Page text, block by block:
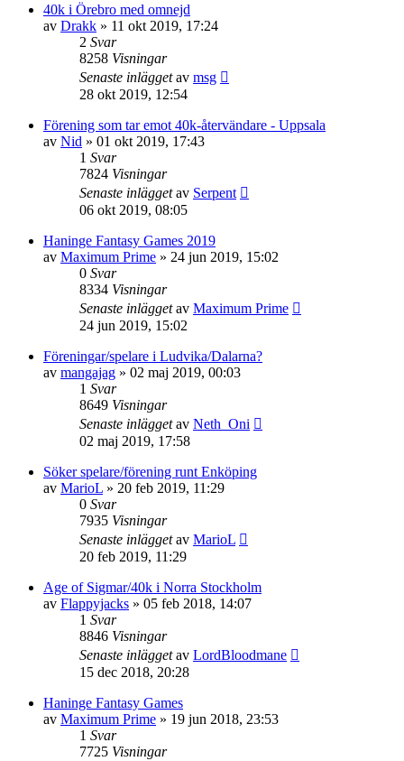
40k i Örebro med omnejd
av Drakk » 11 okt 2019, 17:24
2 Svar
8258 Visningar
Senaste inläggetav msg
28 okt 2019, 12:54
Förening som tar emot 40k-återvändare - Uppsala
av Nid » 01 okt 2019, 17:43
1 Svar
7824 Visningar
Senaste inläggetav Serpent
06 okt 2019, 08:05
Haninge Fantasy Games 2019
av Maximum Prime » 24 jun 2019, 15:02
0 Svar
8334 Visningar
Senaste inläggetav Maximum Prime
24 jun 2019, 15:02
Föreningar/spelare i Ludvika/Dalarna?
av mangajag » 02 maj 2019, 00:03
1 Svar
8649 Visningar
Senaste inläggetav Neth_Oni
02 maj 2019, 17:58
Söker spelare/förening runt Enköping
av MarioL » 20 feb 2019, 11:29
0 Svar
7935 Visningar
Senaste inläggetav MarioL
20 feb 2019, 11:29
Age of Sigmar/40k i Norra Stockholm
av Flappyjacks » 05 feb 2018, 14:07
1 Svar
8846 Visningar
Senaste inläggetav LordBloodmane
15 dec 2018, 20:28
Haninge Fantasy Games
av Maximum Prime » 19 jun 2018, 23:53
1 Svar
7725 Visningar